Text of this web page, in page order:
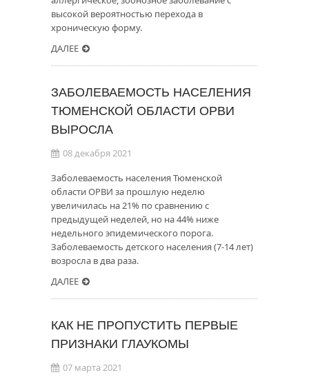
высокой вероятностью перехода в
хроническую форму.
ДАЛЕЕ
ЗАБОЛЕВАЕМОСТЬ НАСЕЛЕНИЯ
ТЮМЕНСКОЙ ОБЛАСТИ ОРВИ
ВЫРОСЛА
08 декабря 2021
Заболеваемость населения Тюменской
области ОРВИ за прошлую неделю
увеличилась на 21% по сравнению с
предыдущей неделей, но на 44% ниже
недельного эпидемического порога.
Заболеваемость детского населения (7-14 лет)
возросла в два раза.
ДАЛЕЕ
КАК НЕ ПРОПУСТИТЬ ПЕРВЫЕ
ПРИЗНАКИ ГЛАУКОМЫ
07 марта 2021